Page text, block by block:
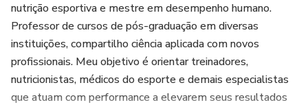
nutrição esportiva e mestre em desempenho humano.
Professor de cursos de pós-graduação em diversas
instituições, compartilho ciência aplicada com novos
profissionais. Meu objetivo é orientar treinadores,
nutricionistas, médicos do esporte e demais especialistas
que atuam com performance a elevarem seus resultados